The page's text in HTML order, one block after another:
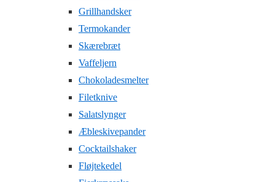
Grillhandsker
Termokander
Skærebræt
Vaffeljern
Chokoladesmelter
Filetknive
Salatslynger
Æbleskivepander
Cocktailshaker
Fløjtekedel